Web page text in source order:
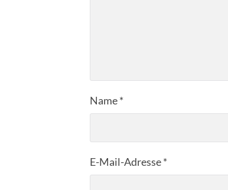
Name*
E-Mail-Adresse*